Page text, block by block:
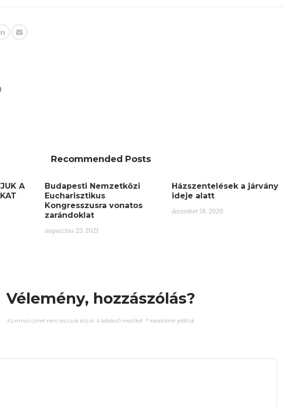
Recommended Posts
A
Budapesti Nemzetközi
Eucharisztikus
Kongresszusra vonatos
zarándoklat
augusztus 23, 2021
Házszentelések a járvány
ideje alatt
december 18, 2020
Vélemény, hozzászólás?
Az e-mail címet nem tesszük közzé. A kötelező mezőket * karakterrel jelöltük